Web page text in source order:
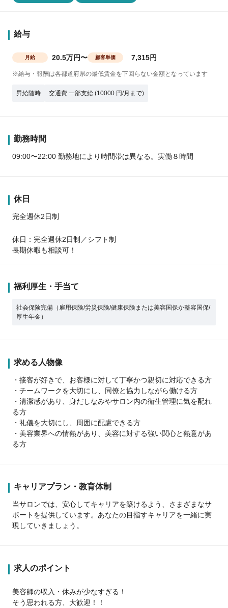
給与
月給 20.5万円〜 顧客単価 7,315円
※給与・報酬は各都道府県の最低賃金を下回らない金額となっています
昇給随時 交通費 一部支給 (10000 円/月まで)
勤務時間
09:00〜22:00 勤務地により時間帯は異なる。実働８時間
休日
完全週休2日制
休日：完全週休2日制／シフト制
長期休暇も相談可！
福利厚生・手当て
社会保険完備（雇用保険/労災保険/健康保険または美容国保か整容国保/
厚生年金）
求める人物像
・接客が好きで、お客様に対して丁寧かつ親切に対応できる方
・チームワークを大切にし、同僚と協力しながら働ける方
・清潔感があり、身だしなみやサロン内の衛生管理に気を配れ
る方
・礼儀を大切にし、周囲に配慮できる方
・美容業界への情熱があり、美容に対する強い関心と熱意があ
る方
キャリアプラン・教育体制
当サロンでは、安心してキャリアを築けるよう、さまざまなサ
ポートを提供しています。あなたの目指すキャリアを一緒に実
現していきましょう。
求人のポイント
美容師の収入・休みが少なすぎる！
そう思われる方、大歓迎！！